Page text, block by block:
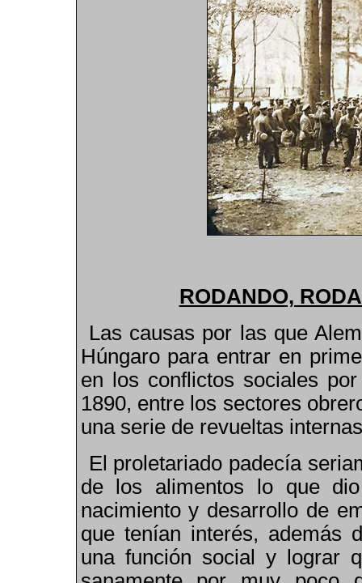
RODANDO,
Las causas por las que
Húngaro para entrar en
en los conflictos sociales
1890, entre los sectores
una serie de revueltas
El proletariado padecía
de los alimentos lo que
nacimiento y desarrollo de
que tenían interés, además
una función social y lograr